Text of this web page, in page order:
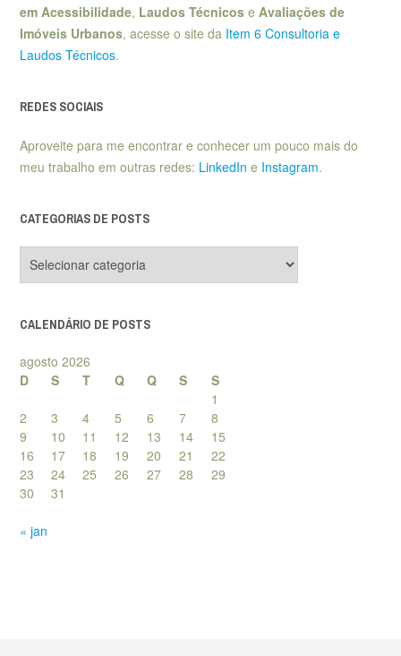
em Acessibilidade, Laudos Técnicos e Avaliações de
Imóveis Urbanos, acesse o site da Item 6 Consultoria e
Laudos Técnicos.
REDES SOCIAIS
Aproveite para me encontrar e conhecer um pouco mais do
meu trabalho em outras redes: LinkedIn e Instagram.
CATEGORIAS DE POSTS
de
CALENDÁRIO DE POSTS
agosto 2026
D
S T Q Q S
S
1
2
3 4 5 6 7
8
9
10 11 12 13 14
15
16
17 18 19 20 21
22
23
24 25 26 27 28
29
30
31
« jan